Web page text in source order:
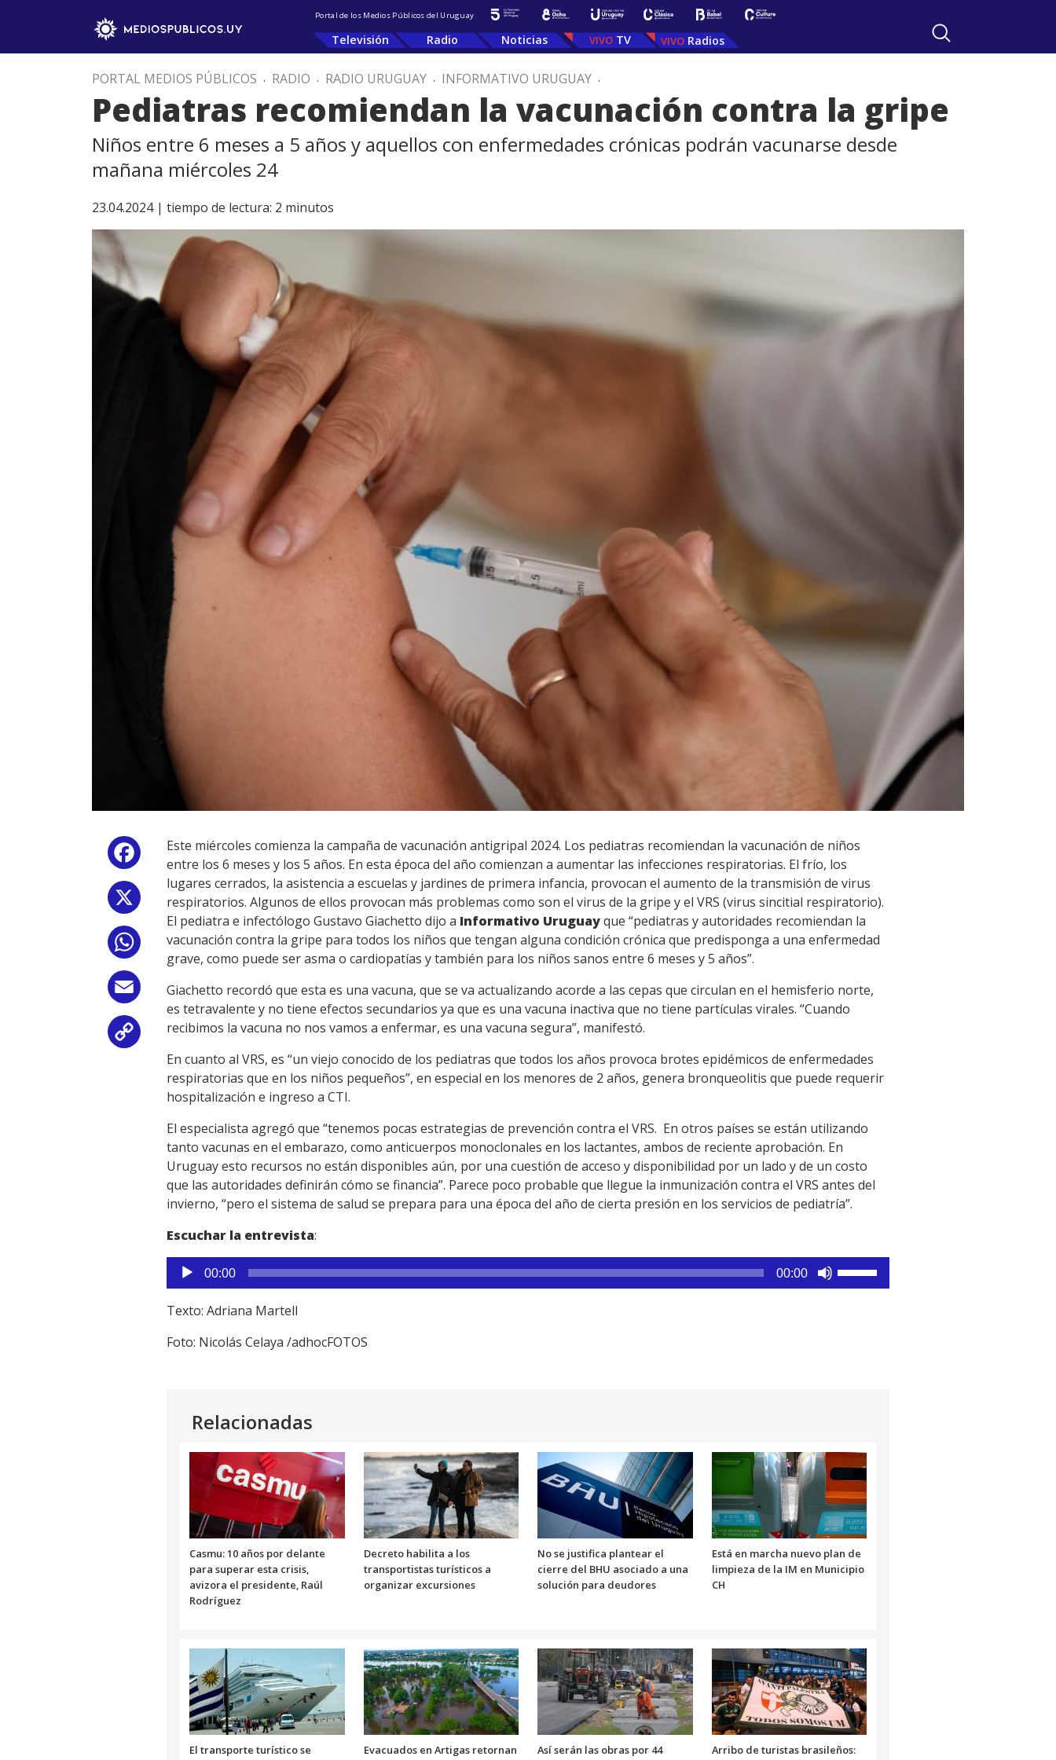
Portal de los Medios Públicos del Uruguay
Televisión Radio Noticias TV Radios
PORTAL MEDIOS PÚBLICOS . RADIO . RADIO URUGUAY . INFORMATIVO URUGUAY .
Pediatras recomiendan la vacunación contra la gripe
Niños entre 6 meses a 5 años y aquellos con enfermedades crónicas podrán vacunarse desde
mañana miércoles 24
23.04.2024 | tiempo de lectura: 2 minutos
Facebook
WhatsApp
Email
Copy
Link
Este miércoles comienza la campaña de vacunación antigripal 2024. Los pediatras recomiendan la vacunación de niños
entre los 6 meses y los 5 años. En esta época del año comienzan a aumentar las infecciones respiratorias. El frío, los
lugares cerrados, la asistencia a escuelas y jardines de primera infancia, provocan el aumento de la transmisión de virus
respiratorios. Algunos de ellos provocan más problemas como son el virus de la gripe y el VRS (virus sincitial respiratorio).
El pediatra e infectólogo Gustavo Giachetto dijo a Informativo Uruguayque “pediatras y autoridades recomiendan la
vacunación contra la gripe para todos los niños que tengan alguna condición crónica que predisponga a una enfermedad
grave, como puede ser asma o cardiopatías y también para los niños sanos entre 6 meses y 5 años”.
Giachetto recordó que esta es una vacuna, que se va actualizando acorde a las cepas que circulan en el hemisferio norte,
es tetravalente y no tiene efectos secundarios ya que es una vacuna inactiva que no tiene partículas virales. “Cuando
recibimos la vacuna no nos vamos a enfermar, es una vacuna segura”, manifestó.
En cuanto al VRS, es “un viejo conocido de los pediatras que todos los años provoca brotes epidémicos de enfermedades
respiratorias que en los niños pequeños”, en especial en los menores de 2 años, genera bronqueolitis que puede requerir
hospitalización e ingreso a CTI.
El especialista agregó que “tenemos pocas estrategias de prevención contra el VRS. En otros países se están utilizando
tanto vacunas en el embarazo, como anticuerpos monoclonales en los lactantes, ambos de reciente aprobación. En
Uruguay esto recursos no están disponibles aún, por una cuestión de acceso y disponibilidad por un lado y de un costo
que las autoridades definirán cómo se financia”. Parece poco probable que llegue la inmunización contra el VRS antes del
invierno, “pero el sistema de salud se prepara para una época del año de cierta presión en los servicios de pediatría”.
Escuchar la entrevista:
Reproductor
de
audio
00:00 00:00
el
volumen.
Texto: Adriana Martell
Foto: Nicolás Celaya /adhocFOTOS
Relacionadas
Casmu: 10 años por delante
para superar esta crisis,
avizora el presidente, Raúl
Rodríguez
Decreto habilita a los
transportistas turísticos a
organizar excursiones
No se justifica plantear el
cierre del BHU asociado a una
solución para deudores
Está en marcha nuevo plan de
limpieza de la IM en Municipio
CH
El transporte turístico se
Evacuados en Artigas retornan
Así serán las obras por 44
Arribo de turistas brasileños: